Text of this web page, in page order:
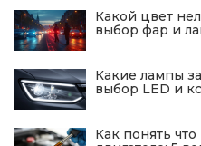
Какой цвет
выбор фар и
Какие лампы
выбор LED и
Как понять